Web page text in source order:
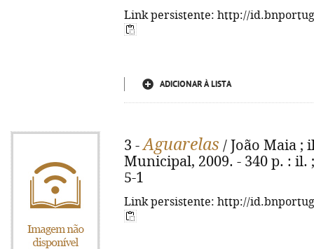
Link persistente: http://
ADICIONAR À LISTA
3 -Aguarelas / João Maia ;
Municipal, 2009. - 340 p. : il.
5-1
Link persistente: http://